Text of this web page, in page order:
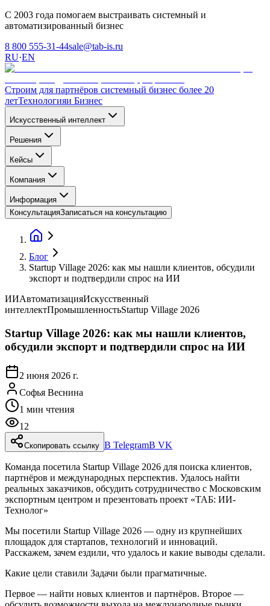
С 2003 года помогаем выстраивать системный и
автоматизированный бизнес
8 800 555-31-44sale@tab-is.ru
RU·EN
Строим для партнёров системный бизнес более 20
летТехнологияи Бизнес
Искусственный интеллект
Решения
Кейсы
Компания
Информация
КонсультацияЗаписаться на консультацию
Блог
Startup Village 2026: как мы нашли клиентов, обсудили
экспорт и подтвердили спрос на ИИ
ИИАвтоматизацияИскусственный
интеллектПромышленностьStartup Village 2026
Startup Village 2026: как мы нашли клиентов,
обсудили экспорт и подтвердили спрос на ИИ
2 июня 2026 г.
Софья Веснина
1 мин чтения
12
Скопировать ссылку В TelegramВ VK
Команда посетила Startup Village 2026 для поиска клиентов,
партнёров и международных перспектив. Удалось найти
реальных заказчиков, обсудить сотрудничество с Московским
экспортным центром и презентовать проект «ТАБ: ИИ-
Технолог»
Мы посетили Startup Village 2026 — одну из крупнейших
площадок для стартапов, технологий и инноваций.
Расскажем, зачем ездили, что удалось и какие выводы сделали.
Какие цели ставили Задачи были прагматичные.
Первое — найти новых клиентов и партнёров. Второе —